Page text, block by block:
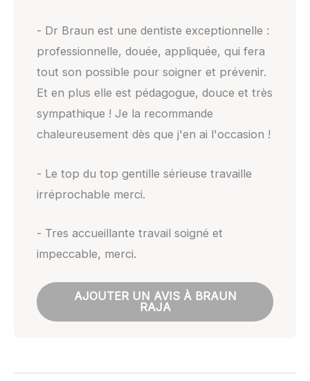
- Dr Braun est une dentiste exceptionnelle :
professionnelle, douée, appliquée, qui fera
tout son possible pour soigner et prévenir.
Et en plus elle est pédagogue, douce et très
sympathique ! Je la recommande
chaleureusement dès que j'en ai l'occasion !
- Le top du top gentille sérieuse travaille
irréprochable merci.
- Tres accueillante travail soigné et
impeccable, merci.
AJOUTER UN AVIS À BRAUN
RAJA